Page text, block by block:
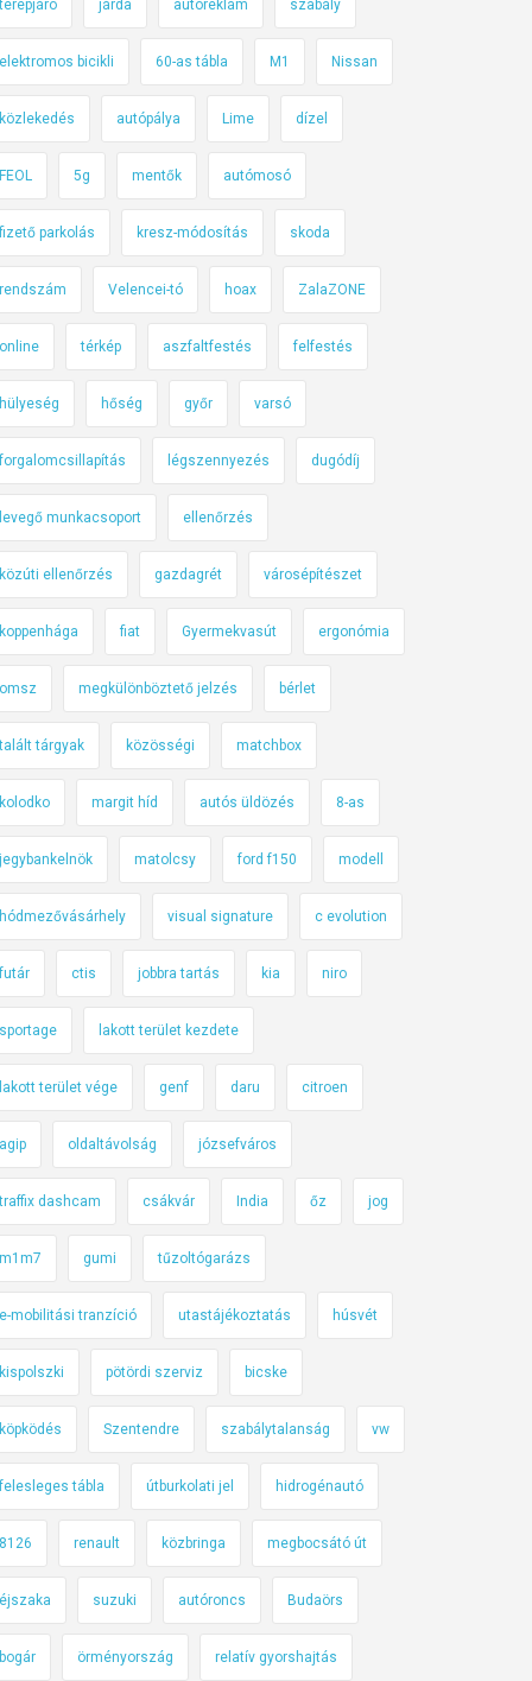
terepjáró járda autóreklám szabály
elektromos bicikli 60-as tábla M1 Nissan
közlekedés autópálya Lime dízel
FEOL 5g mentők autómosó
fizető parkolás kresz-módosítás skoda
rendszám Velencei-tó hoax ZalaZONE
online térkép aszfaltfestés felfestés
hülyeség hőség győr varsó
forgalomcsillapítás légszennyezés dugódíj
levegő munkacsoport ellenőrzés
közúti ellenőrzés gazdagrét városépítészet
koppenhága fiat Gyermekvasút ergonómia
omsz megkülönböztető jelzés bérlet
talált tárgyak közösségi matchbox
kolodko margit híd autós üldözés 8-as
jegybankelnök matolcsy ford f150 modell
hódmezővásárhely visual signature c evolution
futár ctis jobbra tartás kia niro
sportage lakott terület kezdete
lakott terület vége genf daru citroen
agip oldaltávolság józsefváros
traffix dashcam csákvár India őz jog
m1m7 gumi tűzoltógarázs
e-mobilitási tranzíció utastájékoztatás húsvét
kispolszki pötördi szerviz bicske
köpködés Szentendre szabálytalanság vw
felesleges tábla útburkolati jel hidrogénautó
8126 renault közbringa megbocsátó út
éjszaka suzuki autóroncs Budaörs
bogár örményország relatív gyorshajtás